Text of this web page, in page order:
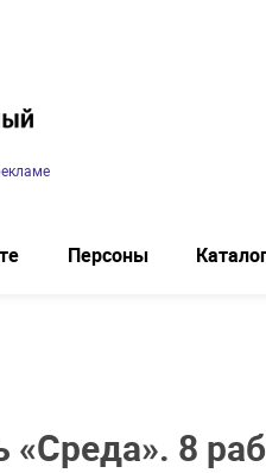
Персоны
«Среда». 8